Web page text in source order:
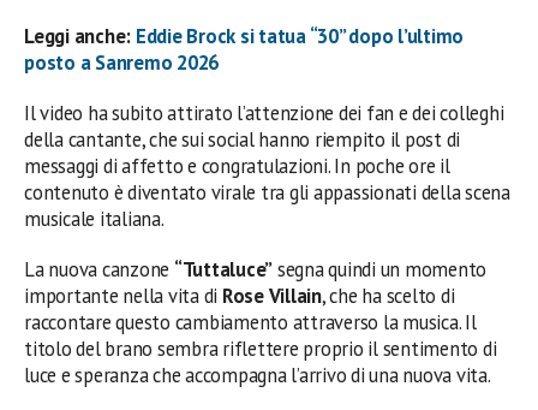
Leggi anche: Eddie Brock si tatua “30” dopo l’ultimo
posto a Sanremo 2026
Il video ha subito attirato l’attenzione dei fan e dei colleghi
della cantante, che sui social hanno riempito il post di
messaggi di affetto e congratulazioni. In poche ore il
contenuto è diventato virale tra gli appassionati della scena
musicale italiana.
La nuova canzone “Tuttaluce”segna quindi un momento
importante nella vita di Rose Villain, che ha scelto di
raccontare questo cambiamento attraverso la musica. Il
titolo del brano sembra riflettere proprio il sentimento di
luce e speranza che accompagna l’arrivo di una nuova vita.